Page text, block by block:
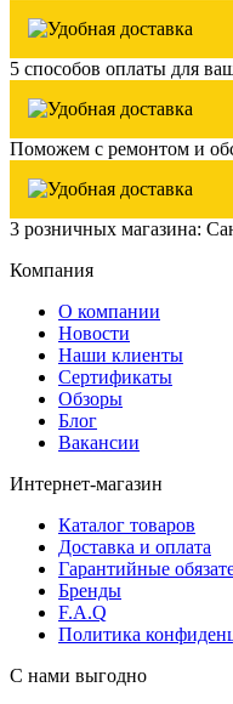
5 способов оплаты для
Поможем с ремонтом и
3 розничных магазина:
Компания
О компании
Новости
Наши клиенты
Сертификаты
Обзоры
Блог
Вакансии
Интернет-магазин
Каталог товаров
Доставка и оплата
Гарантийные
Бренды
F.A.Q
Политика
С нами выгодно